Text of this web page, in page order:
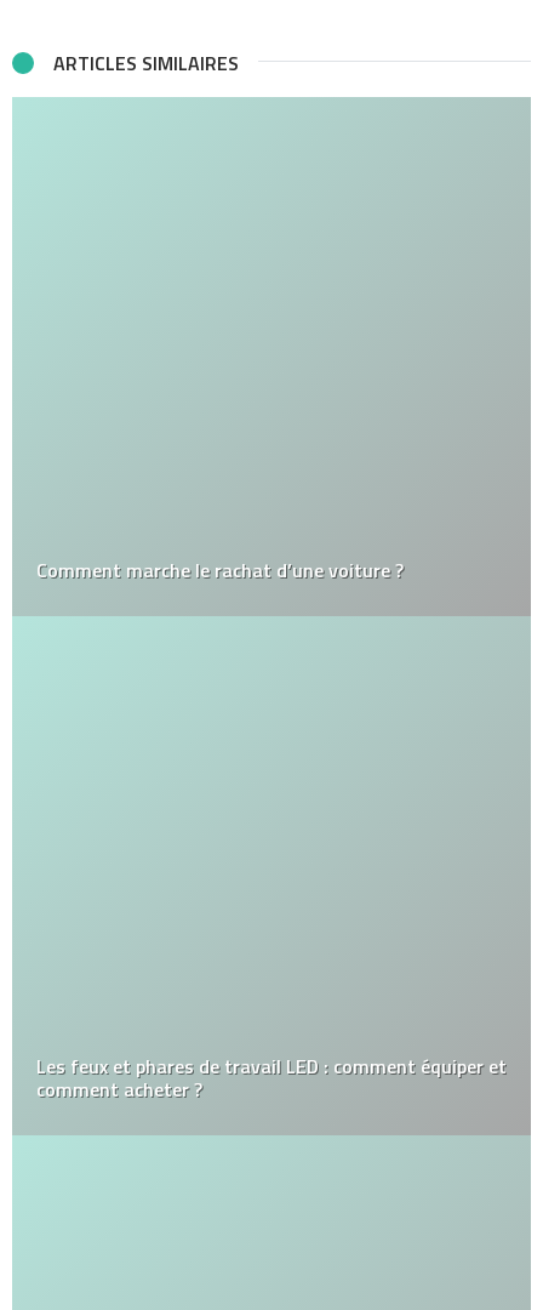
ARTICLES SIMILAIRES
Comment marche le rachat d’une voiture ?
Les feux et phares de travail LED : comment équiper et
comment acheter ?